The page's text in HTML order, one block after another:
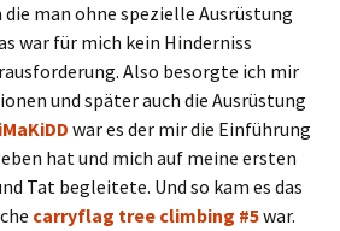
die man ohne spezielle Ausrüstung
war für mich kein Hinderniss
Also besorgte ich mir
und später auch die Ausrüstung
war es der mir die Einführung
hat und mich auf meine ersten
Tat begleitete. Und so kam es das
carryflag tree climbing #5war.